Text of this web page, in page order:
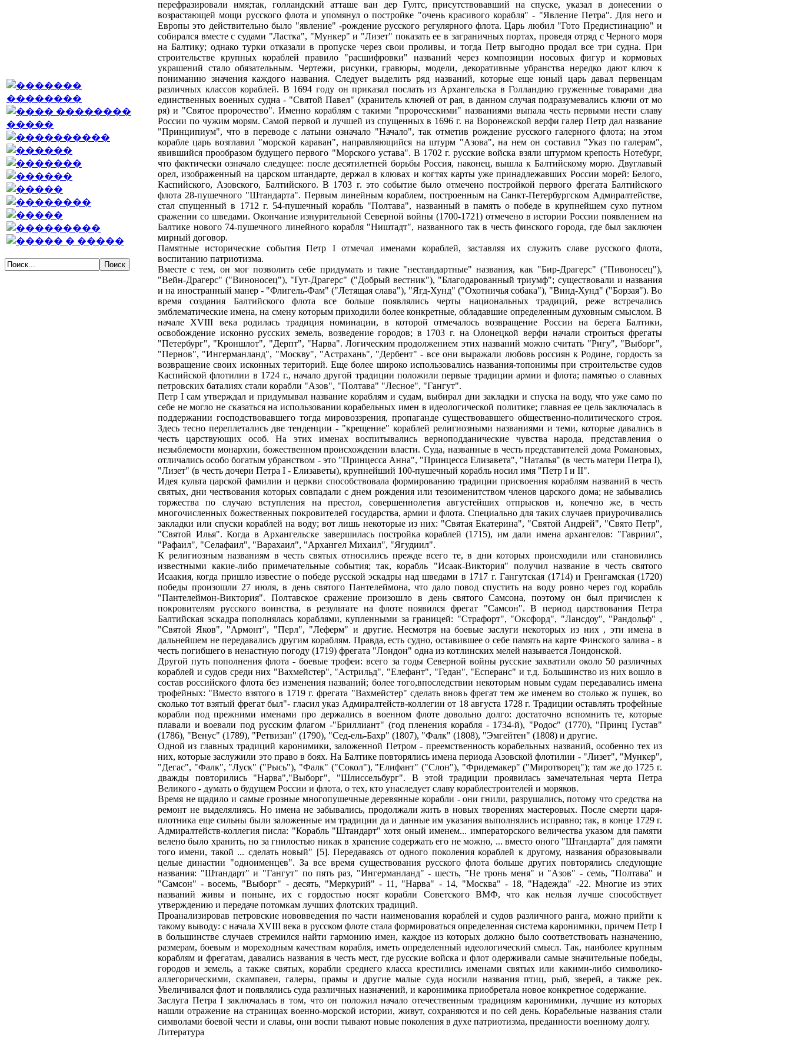
перефразировали имя;так, голландский атташе ван дер Гултс, присутствовавший на спуске, указал в донесении о
возрастающей мощи русского флота и упомянул о постройке "очень красивого корабля" - "Явление Петра". Для него и
Европы это действительно было "явление" -рождение русского регулярного флота. Царь любил "Гото Предистинацию" и
собирался вместе с судами "Ластка", "Мункер" и "Лизет" показать ее в заграничных портах, проведя отряд с Черного моря
на Балтику; однако турки отказали в пропуске через свои проливы, и тогда Петр выгодно продал все три судна. При
строительстве крупных кораблей правило "расшифровки" названий через композиции носовых фигур и кормовых
украшений стало обязательным. Чертежи, рисунки, гравюры, модели, декоративные убранства нередко дают ключ к
пониманию значения каждого названия. Следует выделить ряд названий, которые еще юный царь давал первенцам
различных классов кораблей. В 1694 году он приказал послать из Архангельска в Голландию груженные товарами два
единственных военных судна - "Святой Павел" (хранитель ключей от рая, в данном случая подразумевались ключи от мо
ря) и "Святое пророчество". Именно кораблям с такими "пророческими" названиями выпала честь первыми нести славу
России по чужим морям. Самой первой и лучшей из спущенных в 1696 г. на Воронежской верфи галер Петр дал название
"Принципиум", что в переводе с латыни означало "Начало", так отметив рождение русского галерного флота; на этом
корабле царь возглавил "морской караван", направляющийся на штурм "Азова", на нем он составил "Указ по галерам",
явившийся прообразом будущего первого "Морского устава". В 1702 г. русские войска взяли штурмом крепость Нотебург,
что фактически означало следущее: после десятилетней борьбы Россия, наконец, вышла к Балтийскому морю. Двуглавый
орел, изображенный на царском штандарте, держал в клювах и когтях карты уже принадлежавших России морей: Белого,
Каспийского, Азовского, Балтийского. В 1703 г. это событие было отмечено постройкой первого фрегата Балтийского
флота 28-пушечного "Штандарта". Первым линейным кораблем, построенным на Санкт-Петербургском Адмиралтействе,
стал спущенный в 1712 г. 54-пушечный корабль "Полтава", названный в память о победе в крупнейшем сухо путном
сражении со шведами. Окончание изнурительной Северной войны (1700-1721) отмечено в истории России появлением на
Балтике нового 74-пушечного линейного корабля "Ништадт", названного так в честь финского города, где был заключен
мирный договор.
Памятные исторические события Петр I отмечал именами кораблей, заставляя их служить славе русского флота,
воспитанию патриотизма.
Вместе с тем, он мог позволить себе придумать и такие "нестандартные" названия, как "Бир-Драгерс" ("Пивоносец"),
"Вейн-Драгерс" ("Виноносец"), "Гут-Драгерс" ("Добрый вестник"), "Благодарованный триумф"; существовали и названия
и на иностранный манер - "Флигель-Фам" ("Летящая слава"), "Ягд-Хунд" ("Охотничья собака"), "Винд-Хунд" ("Борзая"). Во
время создания Балтийского флота все больше появлялись черты национальных традиций, реже встречались
эмблематические имена, на смену которым приходили более конкретные, обладавшие определенным духовным смыслом. В
начале XVIII века родилась традиция номинации, в которой отмечалось возвращение России на берега Балтики,
освобождение исконно русских земель, возведение городов; в 1703 г. на Олонецкой верфи начали строиться фрегаты
"Петербург", "Кроншлот", "Дерпт", "Нарва". Логическим продолжением этих названий можно считать "Ригу", "Выборг",
"Пернов", "Ингерманланд", "Москву", "Астрахань", "Дербент" - все они выражали любовь россиян к Родине, гордость за
возвращение своих исконных територий. Еще более широко использовались названия-топонимы при строительстве судов
Каспийской флотилии в 1724 г., начало другой традиции положили первые традиции армии и флота; памятью о славных
петровских баталиях стали корабли "Азов", "Полтава" "Лесное", "Гангут".
Петр I сам утверждал и придумывал название кораблям и судам, выбирал дни закладки и спуска на воду, что уже само по
себе не могло не сказаться на использовании корабельных имен в идеологической политике; главная ее цель заключалась в
поддержании господствовавшего тогда мировоззрения, пропаганде существовавшего общественно-политического строя.
Здесь тесно переплетались две тенденции - "крещение" кораблей религиозными названиями и теми, которые давались в
честь царствующих особ. На этих именах воспитывались верноподданические чувства народа, представления о
незыблемости монархии, божественном происхождении власти. Суда, названные в честь представителей дома Романовых,
отличались особо богатым убранством - это "Принцесса Анна", "Принцесса Елизавета", "Наталья" (в честь матери Петра I),
"Лизет" (в честь дочери Петра I - Елизаветы), крупнейший 100-пушечный корабль носил имя "Петр I и II".
Идея культа царской фамилии и церкви способствовала формированию традиции присвоения кораблям названий в честь
святых, дни чествования которых совпадали с днем рождения или тезоименитством членов царского дома; не забывались
торжества по случаю вступления на престол, совершеннолетия августейших отпрысков и, конечно же, в честь
многочисленных божественных покровителей государства, армии и флота. Специально для таких случаев приурочивались
закладки или спуски кораблей на воду; вот лишь некоторые из них: "Святая Екатерина", "Святой Андрей", "Свято Петр",
"Святой Илья". Когда в Архангельске завершилась постройка кораблей (1715), им дали имена архангелов: "Гавриил",
"Рафаил", "Селафаил", "Варахаил", "Архангел Михаил", "Ягудиил".
К религиозным названиям в честь святых относились прежде всего те, в дни которых происходили или становились
известными какие-либо примечательные события; так, корабль "Исаак-Виктория" получил название в честь святого
Исаакия, когда пришло известие о победе русской эскадры над шведами в 1717 г. Гангутская (1714) и Гренгамская (1720)
победы произошли 27 июля, в день святого Пантелеймона, что дало повод спустить на воду ровно через год корабль
"Пантелеймон-Виктория". Полтавское сражение произошло в день святого Самсона, поэтому он был причислен к
покровителям русского воинства, в результате на флоте появился фрегат "Самсон". В период царствования Петра
Балтийская эскадра пополнялась кораблями, купленными за границей: "Страфорт", "Оксфорд", "Лансдоу", "Рандольф" ,
"Святой Яков", "Армонт", "Перл", "Леферм" и другие. Несмотря на боевые заслуги некоторых из них , эти имена в
дальнейшем не передавались другим кораблям. Правда, есть судно, оставившее о себе память на карте Финского залива - в
честь погибшего в ненастную погоду (1719) фрегата "Лондон" одна из котлинских мелей называется Лондонской.
Другой путь пополнения флота - боевые трофеи: всего за годы Северной войны русские захватили около 50 различных
кораблей и судов среди них "Вахмейстер", "Астрильд", "Елефант", "Гедан", "Есперанс" и т.д. Большинство из них вошло в
состав российского флота без изменения названий; более того,впоследствии некоторым новым судам передавались имена
трофейных: "Вместо взятого в 1719 г. фрегата "Вахмейстер" сделать вновь фрегат тем же именем во столько ж пушек, во
сколько тот взятый фрегат был"- гласил указ Адмиралтейств-коллегии от 18 августа 1728 г. Традиции оставлять трофейные
корабли под прежними именами про держались в военном флоте довольно долго: достаточно вспомнить те, которые
плавали и воевали под русским флагом -"Бриллиант" (год пленения корабля - 1734-й), "Родос" (1770), "Принц Густав"
(1786), "Венус" (1789), "Ретвизан" (1790), "Сед-ель-Бахр" (1807), "Фалк" (1808), "Эмгейтен" (1808) и другие.
Одной из главных традиций каронимики, заложенной Петром - преемственность корабельных названий, особенно тех из
них, которые заслужили это право в боях. На Балтике повторялись имена периода Азовской флотилии - "Лизет", "Мункер",
"Дегас", "Фалк", "Луск" ("Рысь"), "Фалк" ("Сокол"), "Елифант" ("Слон"), "Фридемакер" ("Миротворец"); там же до 1725 г.
дважды повторились "Нарва","Выборг", "Шлиссельбург". В этой традиции проявилась замечательная черта Петра
Великого - думать о будущем России и флота, о тех, кто унаследует славу кораблестроителей и моряков.
Время не щадило и самые грозные многопушечные деревянные корабли - они гнили, разрушались, потому что средства на
ремонт не выделялиясь. Но имена не забывались, продолжали жить в новых творениях мастеровых. После смерти царя-
плотника еще сильны были заложенные им традиции да и данные им указания выполнялись исправно; так, в конце 1729 г.
Адмиралтейств-коллегия писла: "Корабль "Штандарт" хотя оный именем... императорского величества указом для памяти
велено было хранить, но за гнилостью никак в хранение содержать его не можно, ... вместо оного "Штандарта" для памяти
того имени, такой ... сделать новый" [5]. Передаваясь от одного поколения кораблей к другому, названия образовывали
целые династии "одноименцев". За все время существования русского флота больше других повторялись следующие
названия: "Штандарт" и "Гангут" по пять раз, "Ингерманланд" - шесть, "Не тронь меня" и "Азов" - семь, "Полтава" и
"Самсон" - восемь, "Выборг" - десять, "Меркурий" - 11, "Нарва" - 14, "Москва" - 18, "Надежда" -22. Многие из этих
названий живы и поныне, их с гордостью носят корабли Советского ВМФ, что как нельзя лучше способствует
утверждению и передаче потомкам лучших флотских традиций.
Проанализировав петровские нововведения по части наименования кораблей и судов различного ранга, можно прийти к
такому выводу: с начала XVIII века в русском флоте стала формироваться определенная система каронимики, причем Петр I
в большинстве случаев стремился найти гармонию имен, каждое из которых должно было соответствовать назначению,
размерам, боевым и мореходным качествам корабля, иметь определенный идеологический смысл. Так, наиболее крупным
кораблям и фрегатам, давались названия в честь мест, где русские войска и флот одерживали самые значительные победы,
городов и земель, а также святых, корабли среднего класса крестились именами святых или какими-либо символико-
аллегорическими, скампавеи, галеры, прамы и другие малые суда носили названия птиц, рыб, зверей, а также рек.
Увеличивался флот и появлялись суда различных назначений, и каронимика приобретала новое конкретное содержание.
Заслуга Петра I заключалась в том, что он положил начало отечественным традициям каронимики, лучшие из которых
нашли отражение на страницах военно-морской истории, живут, сохраняются и по сей день. Корабельные названия стали
символами боевой чести и славы, они воспи тывают новые поколения в духе патриотизма, преданности военному долгу.
Литература